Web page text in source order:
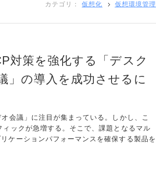
カテゴリ： 仮想化 仮想環境管理
対策を強化する「デスク
」の導入を成功させるに
会議」に注目が集まっている。しかし、こ
ックが急増する。そこで、課題となるマル
ケーションパフォーマンスを確保する製品を